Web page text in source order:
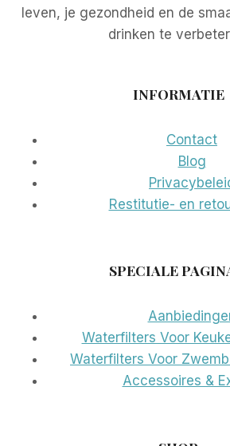
leven, je gezondheid en de
drinken te
INFORMATIE
Contact
Blog
Restitutie- en
SPECIALE
Waterfilters Voor
Waterfilters Voor
Accessoires &